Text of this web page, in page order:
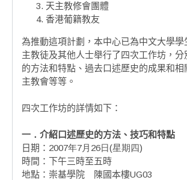
天主教修會團體
香港葡籍教友
為推動這項計劃，本中心已為中文大學學
主教徒及其他人士舉行了四次工作坊，分
的方法和特點、過去口述歷史的成果和相
主教會等等。
四次工作坊的詳情如下：
一． 介紹口述歷史的方法、技巧和特點
日期： 2007年7月26日(星期四)
時間：下午三時至五時
地點：崇基學院 陳國本樓UG03